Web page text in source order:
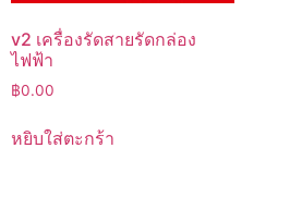
v2 เครื่องรัดสายรัดกล่อง
ไฟฟ้า
฿0.00
หยิบใส่ตะกร้า